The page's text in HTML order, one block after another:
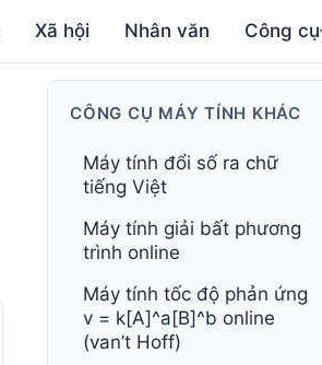
Xã hội Nhân văn Công cụ
CÔNG CỤ MÁY TÍNH KHÁC
Máy tính đổi số ra chữ
tiếng Việt
Máy tính giải bất phương
trình online
Máy tính tốc độ phản ứng
v = k[A]^a[B]^b online
(van’t Hoff)